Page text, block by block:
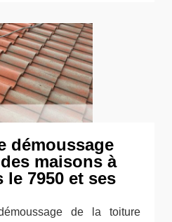
démoussage
maisons à
le 7950 et ses
de la toiture